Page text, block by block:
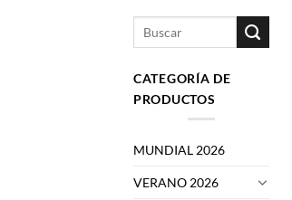
CATEGORÍA DE
PRODUCTOS
MUNDIAL 2026
VERANO 2026